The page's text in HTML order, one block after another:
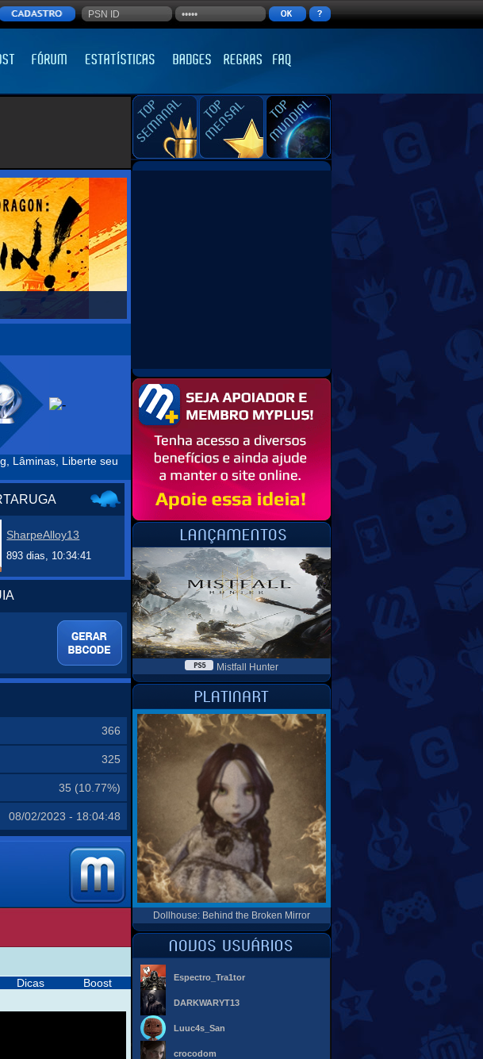
Lâminas, Liberte seu
SharpeAlloy13
893 dias, 10:34:41
366
325
35 (10.77%)
08/02/2023 - 18:04:48
Dicas Boost
Mistfall Hunter
Dollhouse: Behind the Broken Mirror
Espectro_Tra1tor
DARKWARYT13
Luuc4s_San
crocodom